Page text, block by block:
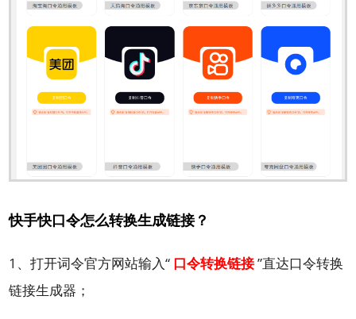
快手快口令怎么转换生成链接？
1、打开词令官方网站输入“ 口令转换链接”直达口令转换
链接生成器；